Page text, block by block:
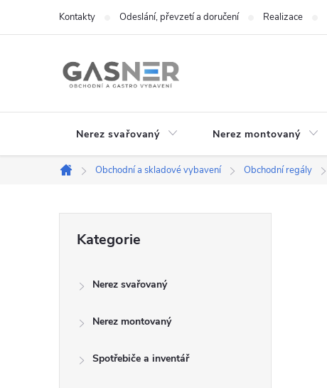
Kontakty Odeslání, převzetí a doručení Realizace
Nerez svařovaný Nerez montovaný
Domů
Obchodní a skladové vybavení Obchodní regály
kategorie
Kategorie
Nerez svařovaný
Nerez montovaný
Spotřebiče a inventář